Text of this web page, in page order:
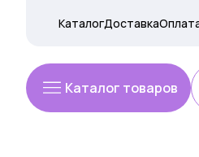
КаталогДоставка
Каталог товаров